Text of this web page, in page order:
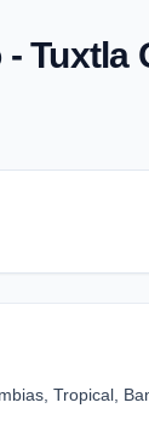
Tuxtla
Tropical,